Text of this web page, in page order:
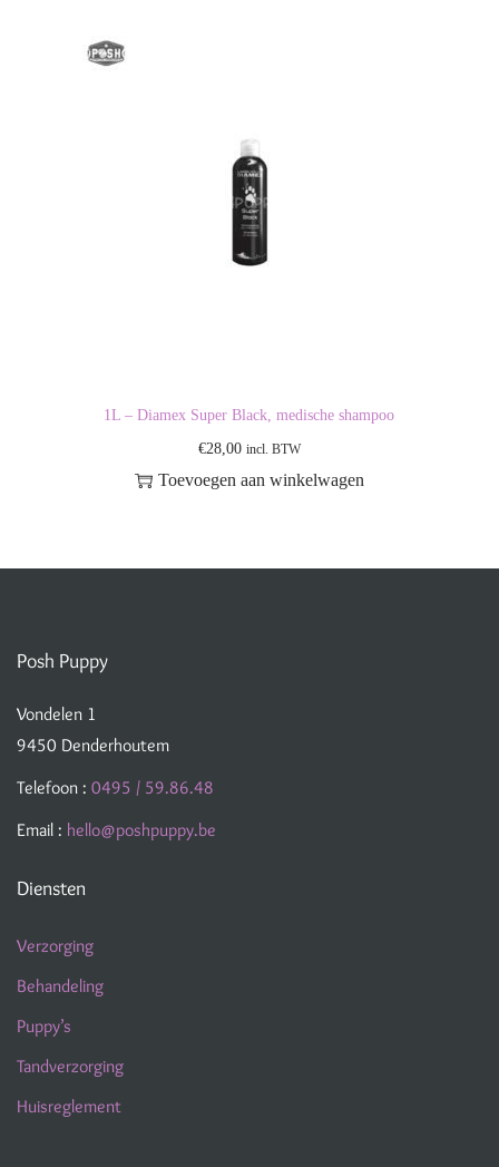
1L – Diamex Super Black, medische shampoo
€28,00 incl. BTW
Toevoegen aan winkelwagen
Posh Puppy
Vondelen 1
9450 Denderhoutem
Telefoon : 0495 / 59.86.48
Email : hello@poshpuppy.be
Diensten
Verzorging
Behandeling
Puppy’s
Tandverzorging
Huisreglement